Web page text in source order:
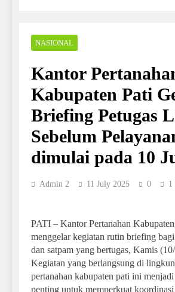
NASIONAL
Kantor
Kabupaten Pati
Briefing Petugas
Sebelum
dimulai pada 10
Admin 2 11 July 2025 0 1
PATI – Kantor Pertanahan
menggelar kegiatan rutin briefing
dan satpam yang bertugas, Kamis
Kegiatan yang berlangsung di
pertanahan kabupaten pati ini
penting untuk memperkuat koordinasi